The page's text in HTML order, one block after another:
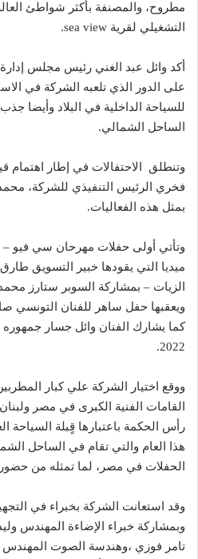
مطروح، والمصنفة بأكثر شواطئ العالم
التشغيلي لقرية sea view.
أكد وائل عبد الغني رئيس مجلس
على الدور الذي تلعبه الشركة في
للسياحة الداخلية في البلاد وأيضا
الساحل الشمالي.
وتنطلق الاحتفالات في إطار اهتمام
فخري الرئيس التنفيذي للشركة،
بمثل هذه الفعاليات.
وتأتي أولى حفلات مهرحان سي فيو –
ميديا التي يقودها خبير التسويق
كما يشارك الفنان وائل جسار جمهوره
2022.
ووقع اختيار الشركة علي كبار
القامات الفنية الكبرى في مصر
رأس الحكمة باعتبارها قٍبلة السياحة
هذا العام والتي تقام في الساحل
الحفلات في مصر، لما تمثله من
وقد استعانت الشركة بخبراء في
وبمشاركة خبراء الإضاءة المهندس
تامر فوزي ،وهندسة الصوت المهندس